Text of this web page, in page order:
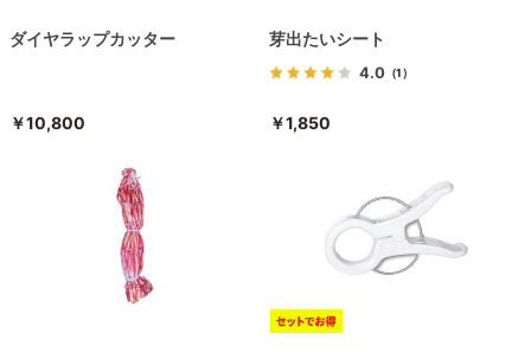
ダイヤラップカッター
￥10,800
芽出たいシート
4.0 （1）
￥1,850